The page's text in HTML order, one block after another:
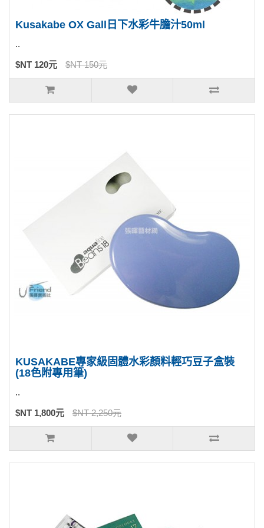
Kusakabe OX Gall日下水彩牛膽汁50ml
..
$NT 120元 $NT 150元
KUSAKABE專家級固體水彩顏料輕巧豆子盒裝
(18色附專用筆)
..
$NT 1,800元 $NT 2,250元